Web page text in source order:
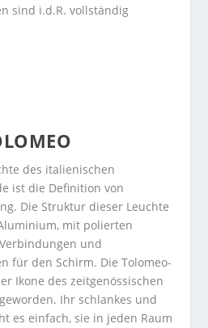
sind i.d.R. vollständig
des italienischen
ist die Definition von
Die Struktur dieser Leuchte
mit polierten
und
für den Schirm. Die Tolomeo-
Ikone des zeitgenössischen
Ihr schlankes und
es einfach, sie in jeden Raum